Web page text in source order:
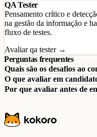
QA Tester
Pensamento crítico e
na gestão da informação e
fluxo de testes.
Avaliar qa tester →
Perguntas frequentes
Quais são os desafios ao
O que avaliar em
Por que avaliar antes de